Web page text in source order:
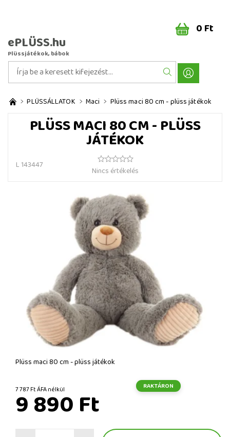
ePLÜSS.hu
Plüssjátékok, bábok
0 Ft
PLÜSSÁLLATOK Maci Plüss maci 80 cm - plüss játékok
PLÜSS MACI 80 CM - PLÜSS
JÁTÉKOK
L 143447
Nincs értékelés
Plüss maci 80 cm - plüss játékok
7 787 Ft ÁFA nélkül RAKTÁRON
9 890 Ft